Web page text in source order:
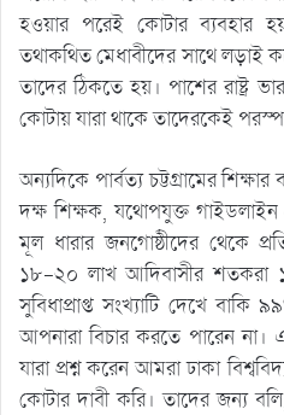
হওয়ার পরেই কোটার ব্যবহার
তথাকথিত মেধাবীদের সাথে লড়াই
তাদের ঠিকতে হয়। পাশের রাষ্ট্র
কোটায় যারা থাকে তাদেরকেই
অন্যদিকে পার্বত্য চট্টগ্রামের শিক্ষার
দক্ষ শিক্ষক, যথোপযুক্ত গাইডলাইন
মূল ধারার জনগোষ্ঠীদের থেকে
১৮-২০ লাখ আদিবাসীর শতকরা
সুবিধাপ্রাপ্ত সংখ্যাটি দেখে
আপনারা বিচার করতে পারেন
যারা প্রশ্ন করেন আমরা ঢাকা
কোটার দাবী করি। তাদের জন্য